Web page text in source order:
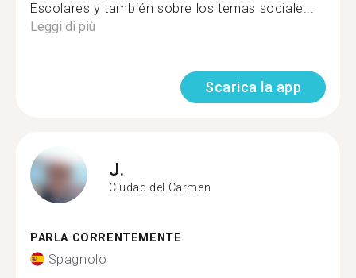
Escolares y también sobre los temas sociale...
Leggi di più
Scarica la app
J.
Ciudad del Carmen
PARLA CORRENTEMENTE
Spagnolo